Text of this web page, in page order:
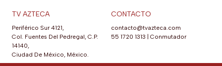
TV AZTECA
Periférico Sur 4121,
Col. Fuentes Del Pedregal, C.P.
14140,
Ciudad De México, México.
CONTACTO
contacto@tvazteca.com
55 1720 1313
Conmutador